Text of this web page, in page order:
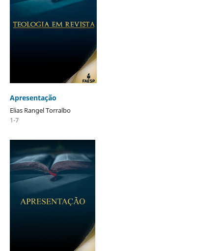
Apresentação
Elias Rangel Torralbo
1-7